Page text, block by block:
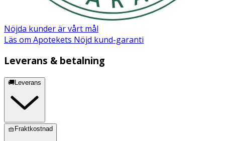
Nöjda kunder är vårt mål
Läs om Apotekets Nöjd kund-garanti
Leverans & betalning
🚚Leverans
🧺Fraktkostnad